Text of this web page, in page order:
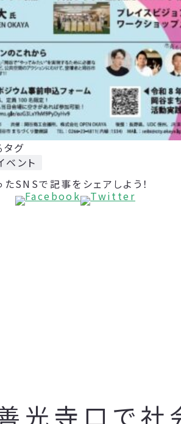
タグ
ベント
たSNSで記事をシェアしよう！
光寺口で社